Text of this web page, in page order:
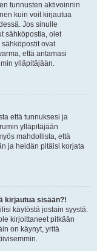
tunnusten aktivoinnin
kuin voit kirjautua
Jos sinulle
sähköpostia, olet
ovat
että antamasi
ylläpitäjään.
että tunnuksesi ja
ylläpitäjään
mahdollista, että
ja heidän pitäisi korjata
kirjautua sisään?!
käytöstä jostain syystä.
kirjoittaneet pitkään
on käynyt, yritä